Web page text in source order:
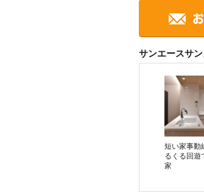
サンエースサ
短い家事動
るくる回遊
家